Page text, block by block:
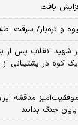
سرقت اطلاعات
شهید انقلاب پس از
یک کوه در پشتیبانی
مناقشه
جنگ بدانند